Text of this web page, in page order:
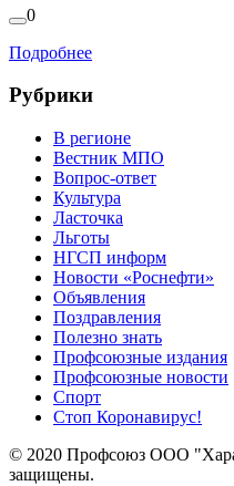
0
Подробнее
Рубрики
В регионе
Вестник МПО
Вопрос-ответ
Культура
Ласточка
Льготы
НГСП информ
Новости «Роснефти»
Объявления
Поздравления
Полезно знать
Профсоюзные издания
Профсоюзные новости
Спорт
Стоп Коронавирус!
© 2020 Профсоюз ООО
защищены.